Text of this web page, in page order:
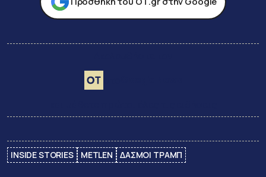
INSIDE STORIES METLEN ΔΑΣΜΟΙ ΤΡΑΜΠ